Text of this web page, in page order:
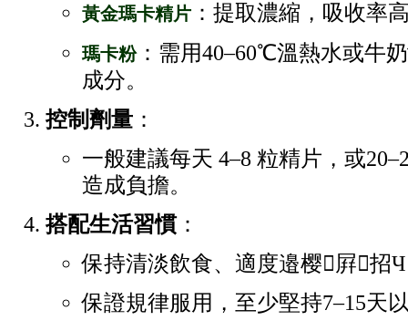
黃金瑪卡精片 ：提取濃縮，吸收率
瑪卡粉：需用40–60℃溫熱水或牛
成分。
控制劑量 ：
一般建議每天 4–8 粒精片，或
造成負擔。
搭配生活習慣：
保持清淡飲食、適度邉樱屛招
保證規律服用，至少堅持7–15天